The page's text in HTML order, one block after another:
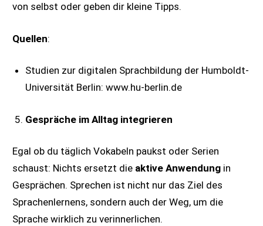
von selbst oder geben dir kleine Tipps.
Quellen:
Studien zur digitalen Sprachbildung der Humboldt-
Universität Berlin: www.hu-berlin.de
Gespräche im Alltag integrieren
Egal ob du täglich Vokabeln paukst oder Serien
schaust: Nichts ersetzt die aktive Anwendung in
Gesprächen. Sprechen ist nicht nur das Ziel des
Sprachenlernens, sondern auch der Weg, um die
Sprache wirklich zu verinnerlichen.